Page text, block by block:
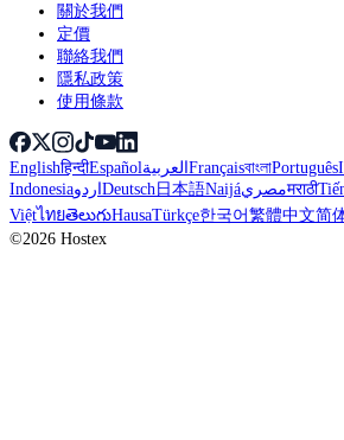
關於我們
定價
聯絡我們
隱私政策
使用條款
Englishहिन्दीEspañolالعربيةFrançaisবাংলাPortuguês
IndonesiaاردوDeutsch日本語Naijáمصريमराठी
ViệtไทยతెలుగుHausaTürkçe한국어繁體中文简
©2026 Hostex